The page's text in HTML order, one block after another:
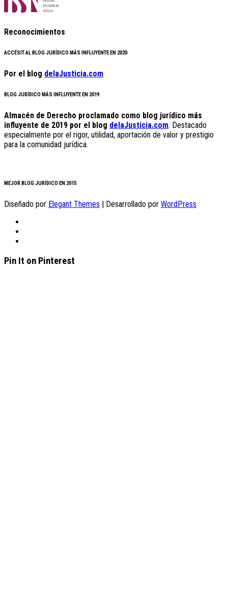
Reconocimientos
ACCÉSIT AL BLOG JURÍDICO MÁS INFLUYENTE EN 2020
Por el blog delaJusticia.com
BLOG JURÍDICO MÁS INFLUYENTE EN 2019
Almacén de Derecho proclamado como blog jurídico más
influyente de 2019 por el blog delaJusticia.com. Destacado
especialmente por el rigor, utilidad, aportación de valor y prestigio
para la comunidad jurídica.
MEJOR BLOG JURÍDICO EN 2015
Diseñado por Elegant Themes | Desarrollado por WordPress
Pin It on Pinterest